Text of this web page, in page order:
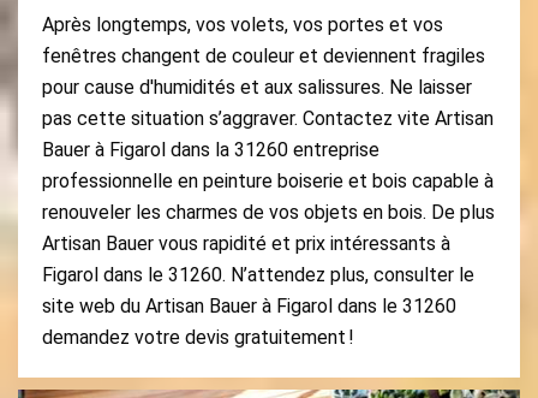
Après longtemps, vos volets, vos portes et vos
fenêtres changent de couleur et deviennent fragiles
pour cause d'humidités et aux salissures. Ne laisser
pas cette situation s’aggraver. Contactez vite Artisan
Bauer à Figarol dans la 31260 entreprise
professionnelle en peinture boiserie et bois capable à
renouveler les charmes de vos objets en bois. De plus
Artisan Bauer vous rapidité et prix intéressants à
Figarol dans le 31260. N’attendez plus, consulter le
site web du Artisan Bauer à Figarol dans le 31260
demandez votre devis gratuitement !